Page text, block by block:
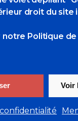
droit du site
notre Politique
Voir
0 Likes
Next